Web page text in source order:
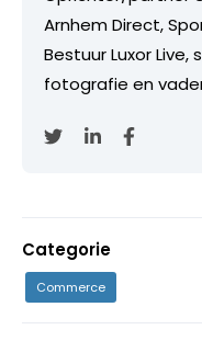
Arnhem Direct,
Bestuur Luxor Live,
fotografie en
Categorie
Commerce